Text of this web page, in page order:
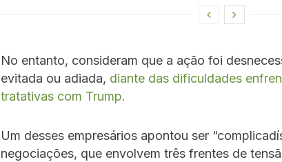
No entanto, consideram que a ação foi
evitada ou adiada, diante das dificuldades
tratativas com Trump.
Um desses empresários apontou ser
negociações, que envolvem três frentes de